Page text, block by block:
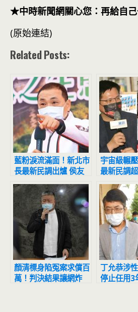
★中時新聞網關心您：再給自
(原始連結)
Related Posts:
藍粉淚流滿面！新北市
長最新民調出爐 侯友
宜超震撼
宇宙級輾
最新民調
驚：滅亡
顏清標身陷冤案求償百
萬！判決結果讓網炸
丁允恭涉
停止任用3